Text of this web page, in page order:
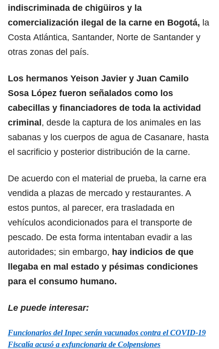
indiscriminada de chigüiros y la
comercialización ilegal de la carne en Bogotá, la
Costa Atlántica, Santander, Norte de Santander y
otras zonas del país.
Los hermanos Yeison Javier y Juan Camilo
Sosa López fueron señalados como los
cabecillas y financiadores de toda la actividad
criminal, desde la captura de los animales en las
sabanas y los cuerpos de agua de Casanare, hasta
el sacrificio y posterior distribución de la carne.
De acuerdo con el material de prueba, la carne era
vendida a plazas de mercado y restaurantes. A
estos puntos, al parecer, era trasladada en
vehículos acondicionados para el transporte de
pescado. De esta forma intentaban evadir a las
autoridades; sin embargo, hay indicios de que
llegaba en mal estado y pésimas condiciones
para el consumo humano.
Le puede interesar:
Funcionarios del Inpec serán vacunados contra el COVID-19
Fiscalía acusó a exfuncionaria de Colpensiones